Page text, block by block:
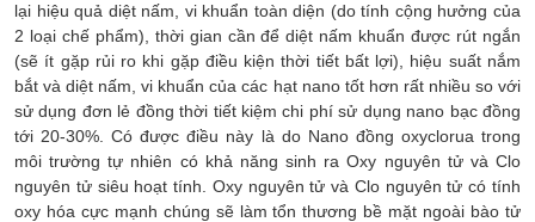
lại hiệu quả diệt nấm, vi khuẩn toàn diện (do tính cộng hưởng của
2 loại chế phẩm), thời gian cần để diệt nấm khuẩn được rút ngắn
(sẽ ít gặp rủi ro khi gặp điều kiện thời tiết bất lợi), hiệu suất nắm
bắt và diệt nấm, vi khuẩn của các hạt nano tốt hơn rất nhiều so với
sử dụng đơn lẻ đồng thời tiết kiệm chi phí sử dụng nano bạc đồng
tới 20-30%. Có được điều này là do Nano đồng oxyclorua trong
môi trường tự nhiên có khả năng sinh ra Oxy nguyên tử và Clo
nguyên tử siêu hoạt tính. Oxy nguyên tử và Clo nguyên tử có tính
oxy hóa cực mạnh chúng sẽ làm tổn thương bề mặt ngoài bào tử